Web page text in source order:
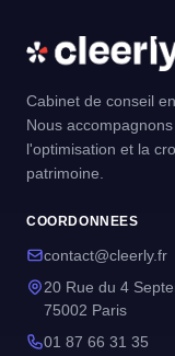
Cabinet de conseil
Nous
l'optimisation et la
patrimoine.
COORDONNEES
contact@cleerly.fr
20 Rue du 4
75002 Paris
01 87 66 31 35